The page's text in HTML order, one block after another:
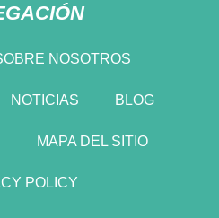
NOSOTROS
NOTICIAS BLOG
MAPA DEL SITIO
POLICY